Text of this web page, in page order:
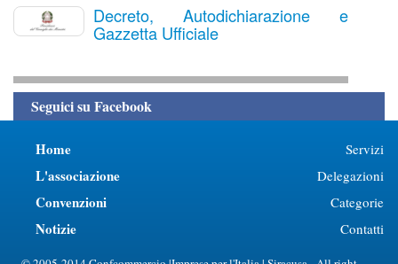
Decreto, Autodichiarazione e
Gazzetta Ufficiale
Seguici su Facebook
Home
L'associazione
Convenzioni
Notizie
Servizi
Delegazioni
Categorie
Contatti